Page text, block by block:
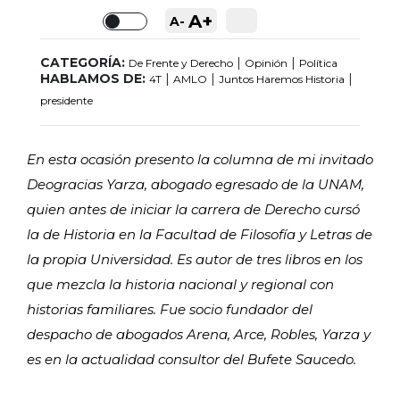
Toggle
A- A+
CATEGORÍA: De Frente y Derecho | Opinión | Política
HABLAMOS DE: 4T | AMLO | Juntos Haremos Historia |
presidente
En esta ocasión presento la columna de mi invitado
Deogracias Yarza, abogado egresado de la UNAM,
quien antes de iniciar la carrera de Derecho cursó
la de Historia en la Facultad de Filosofía y Letras de
la propia Universidad. Es autor de tres libros en los
que mezcla la historia nacional y regional con
historias familiares. Fue socio fundador del
despacho de abogados Arena, Arce, Robles, Yarza y
es en la actualidad consultor del Bufete Saucedo.